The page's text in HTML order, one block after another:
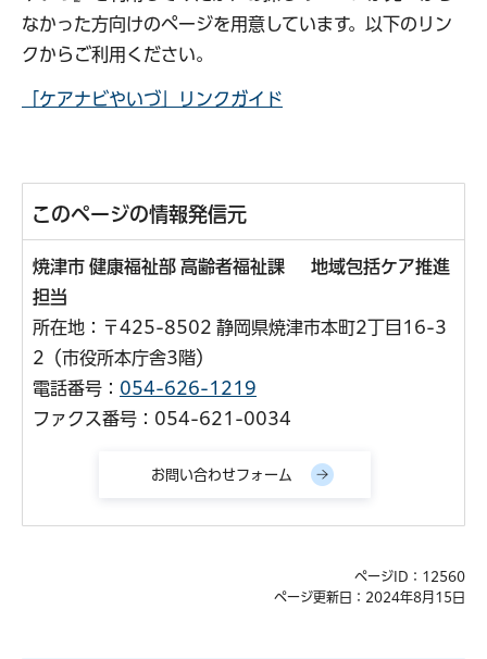
なかった方向けのページを用意しています。以下のリン
クからご利用ください。
「ケアナビやいづ」リンクガイド
このページの情報発信元
焼津市 健康福祉部 高齢者福祉課 地域包括ケア推進
担当
所在地：〒425-8502 静岡県焼津市本町2丁目16-3
2（市役所本庁舎3階）
電話番号： 054-626-1219
ファクス番号：054-621-0034
ページID：12560
ページ更新日：2024年8月15日